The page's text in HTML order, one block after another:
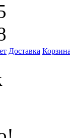
Доставка